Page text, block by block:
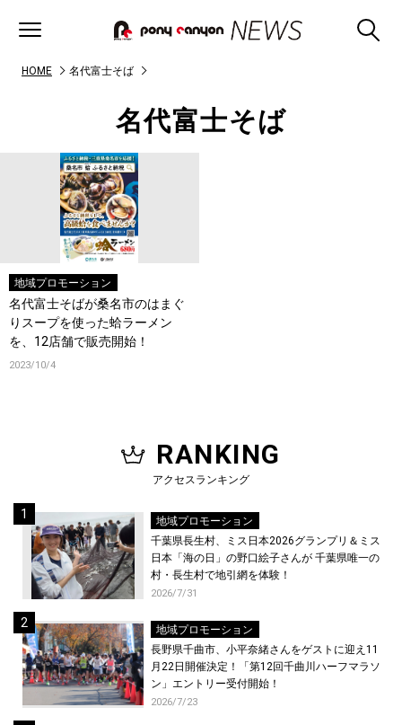
HOME 名代富士そば
名代富士そば
地域プロモーション
名代富士そばが桑名市のはまぐ
りスープを使った蛤ラーメン
を、12店舗で販売開始！
2023/10/4
RANKING
アクセスランキング
地域プロモーション
千葉県長生村、ミス日本2026グランプリ＆ミス
日本「海の日」の野口絵子さんが 千葉県唯一の
村・長生村で地引網を体験！
2026/7/31
地域プロモーション
長野県千曲市、小平奈緒さんをゲストに迎え11
月22日開催決定！「第12回千曲川ハーフマラソ
ン」エントリー受付開始！
2026/7/23